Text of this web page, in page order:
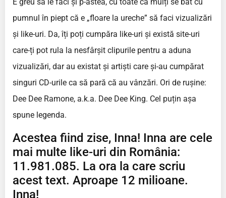
pumnul în piept că e „floare la ureche” să faci vizualizări
și like-uri. Da, îți poți cumpăra like-uri și există site-uri
care-ți pot rula la nesfârșit clipurile pentru a aduna
vizualizări, dar au existat și artiști care și-au cumpărat
singuri CD-urile ca să pară că au vânzări. Ori de rușine:
Dee Dee Ramone, a.k.a. Dee Dee King. Cel puțin așa
spune legenda.
Acestea fiind zise, Inna! Inna are cele
mai multe like-uri din România:
11.981.085. La ora la care scriu
acest text. Aproape 12 milioane.
Inna!